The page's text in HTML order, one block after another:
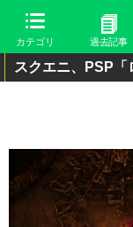
カテゴリ 過去記事
スクエニ、PSP「